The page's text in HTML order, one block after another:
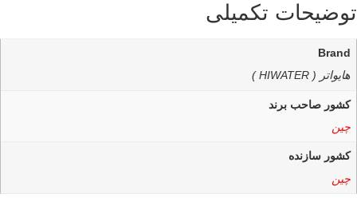
توضیحات تکمیلی
Brand
هایواتر ( HIWATER )
کشور صاحب برند
چین
کشور سازنده
چین